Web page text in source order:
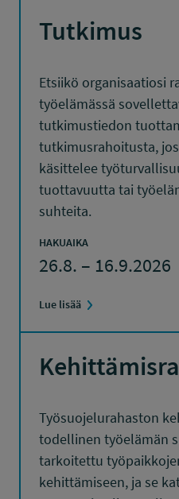
Tutkimus
Etsiikö organisaatiosi
työelämässä
tutkimustiedon
tutkimusrahoitusta,
käsittelee
tuottavuutta tai
suhteita.
HAKUAIKA
26.8. – 16.9.2026
Lue lisää
Työsuojelurahaston
todellinen työelämän
tarkoitettu
kehittämiseen, ja se